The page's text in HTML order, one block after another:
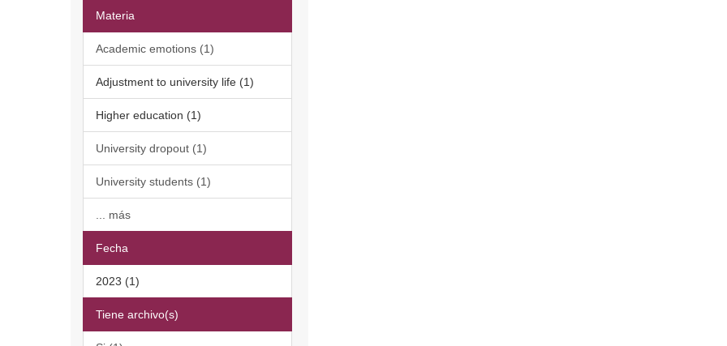
Materia
Academic emotions (1)
Adjustment to university life (1)
Higher education (1)
University dropout (1)
University students (1)
... más
Fecha
2023 (1)
Tiene archivo(s)